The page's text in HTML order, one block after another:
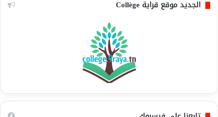
الجديد موقع قراية Collège